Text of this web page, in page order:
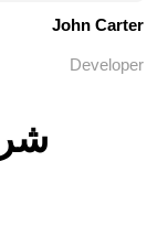
John Carter
Developer